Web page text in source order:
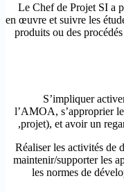
-Le Chef de Projet SI a
en œuvre et suivre les
produits ou des
-S’impliquer
l’AMOA, s’approprier
projet), et avoir un
-Réaliser les activités de
maintenir/supporter les
les normes de